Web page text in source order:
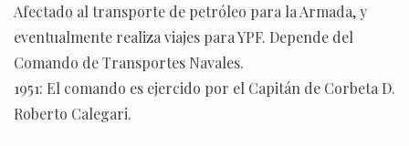
Afectado al transporte de petróleo para la Armada, y
eventualmente realiza viajes para YPF. Depende del
Comando de Transportes Navales.
1951: El comando es ejercido por el Capitán de Corbeta D.
Roberto Calegari.